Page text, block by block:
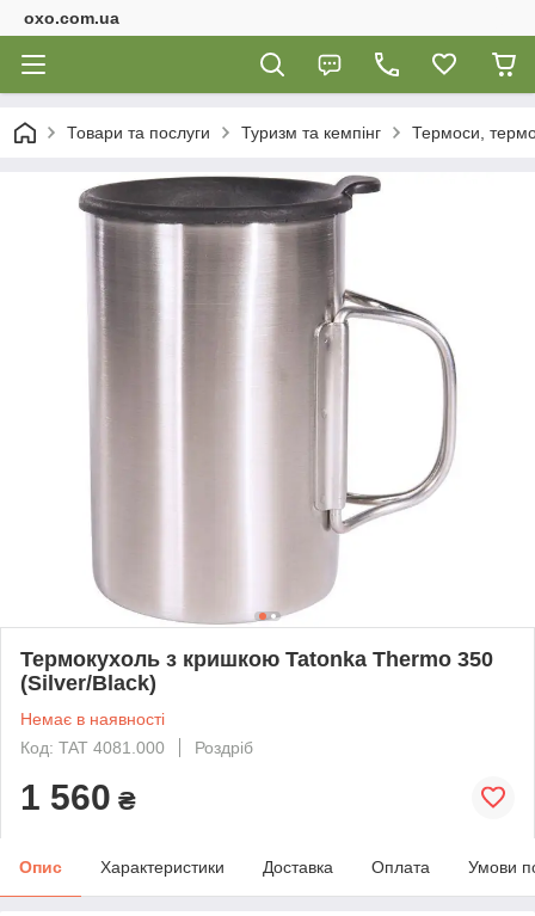
oxo.com.ua
Товари та послуги Туризм та кемпінг Термоси,
Термокухоль з кришкою Tatonka Thermo 350
(Silver/Black)
Немає в наявності
Код: TAT 4081.000
Роздріб
1 560 ₴
Опис Характеристики Доставка Оплата Умови